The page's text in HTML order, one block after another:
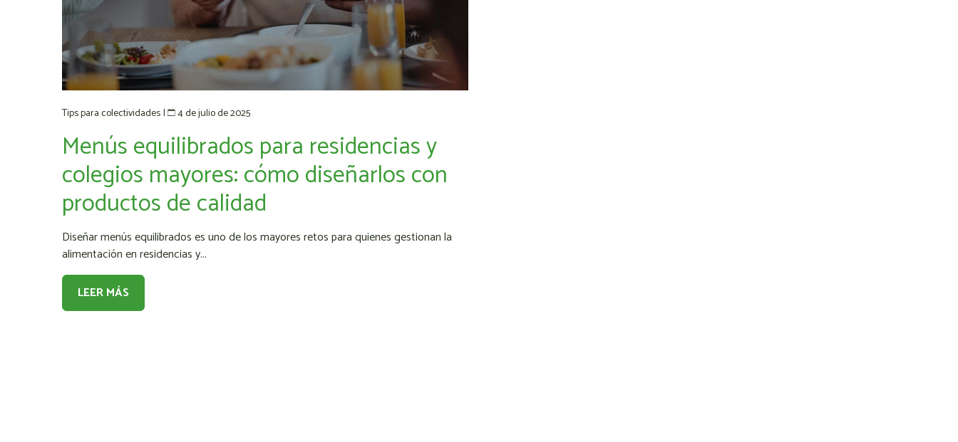
Tips para colectividades| 4 de julio de 2025
Menús equilibrados para residencias y
colegios mayores: cómo diseñarlos con
productos de calidad
Diseñar menús equilibrados es uno de los mayores retos para quienes gestionan la
alimentación en residencias y...
LEER MÁS